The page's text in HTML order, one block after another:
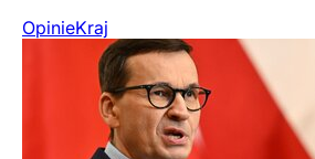
OpinieKraj